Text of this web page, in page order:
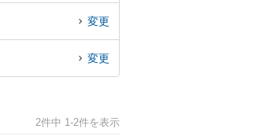
変更
変更
2件中 1-2件を表示